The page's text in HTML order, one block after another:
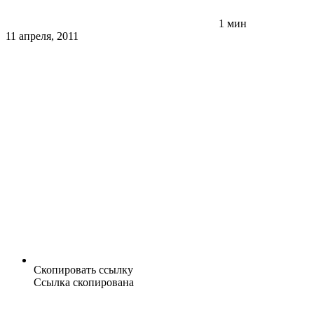
1 мин
11 апреля, 2011
Скопировать ссылку
Ссылка скопирована